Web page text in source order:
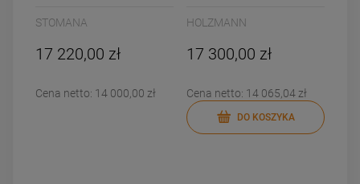
STOMANA
17 220,00 zł
Cena netto: 14 000,00 zł
HOLZMANN
17 300,00 zł
Cena netto: 14 065,04 zł
DO KOSZYKA